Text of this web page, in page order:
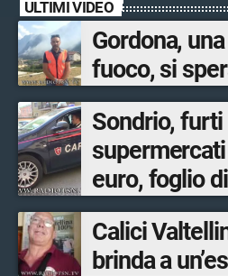
ULTIMI VIDEO
Gordona,
fuoco, si
Sondrio, furti
euro, foglio
ventinovenne
Calici
brinda a